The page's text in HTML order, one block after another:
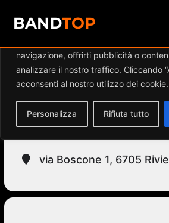
Diamo valore alla tua privacy
navigazione, offrirti pubblicità o
analizzare il nostro traffico. Cliccando
acconsenti al nostro utilizzo dei cookie.
Personalizza Rifiuta tutto
BANDTOP
Events at this
CAMPO
via Boscone 1, 6705